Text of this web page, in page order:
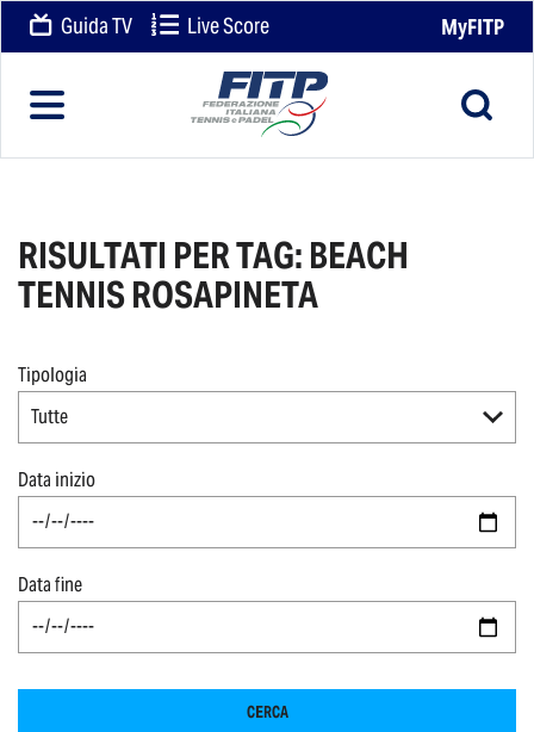
Guida TV Live Score MyFITP
RISULTATI PER TAG: BEACH
TENNIS ROSAPINETA
Tipologia
Tutte
Data inizio
Data fine
CERCA